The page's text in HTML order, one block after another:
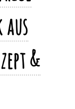
aus
&